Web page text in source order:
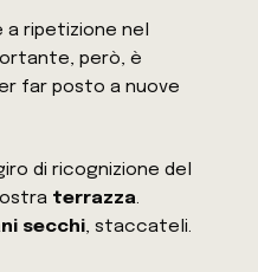
ripetizione nel
però, è
far posto a nuove
di ricognizione del
terrazza.
secchi, staccateli.